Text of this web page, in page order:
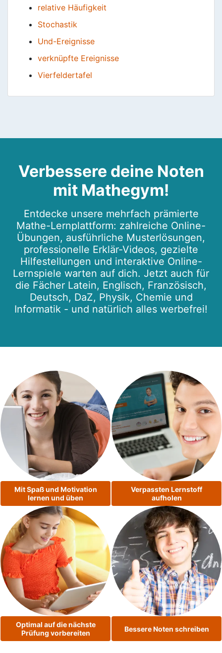
relative Häufigkeit
Stochastik
Und-Ereignisse
verknüpfte Ereignisse
Vierfeldertafel
Verbessere deine Noten
mit Mathegym!
Entdecke unsere mehrfach prämierte
Mathe-Lernplattform: zahlreiche Online-
Übungen, ausführliche Musterlösungen,
professionelle Erklär-Videos, gezielte
Hilfestellungen und interaktive Online-
Lernspiele warten auf dich. Jetzt auch für
die Fächer Latein, Englisch, Französisch,
Deutsch, DaZ, Physik, Chemie und
Informatik - und natürlich alles werbefrei!
Mit Spaß und Motivation
lernen und üben
Verpassten Lernstoff
aufholen
Optimal auf die nächste
Prüfung vorbereiten
Bessere Noten schreiben